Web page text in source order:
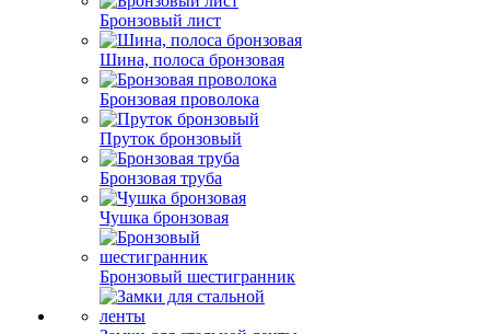
Бронзовый лист
Шина, полоса бронзовая
Бронзовая проволока
Пруток бронзовый
Бронзовая труба
Чушка бронзовая
Бронзовый шестигранник